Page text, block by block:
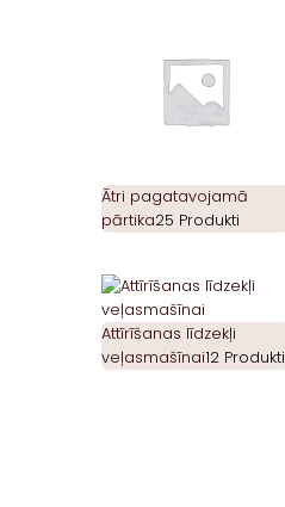
Ātri pagatavojamā
pārtika25 Produkti
Attīrīšanas līdzekļi
veļasmašīnai12 Produkti